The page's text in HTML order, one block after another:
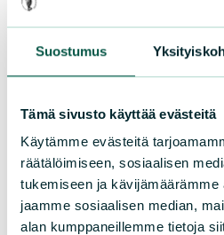
Suostumus
Tämä sivusto käyttää evästeitä
Käytämme evästeitä
räätälöimiseen, sosiaalisen
tukemiseen ja
jaamme sosiaalisen median,
alan kumppaneillemme tietoja
valtionyhtiö Neova Oy:n
hylätä. Hakemus on
ja toteutuessaan
negatiivisia
Lue lisää